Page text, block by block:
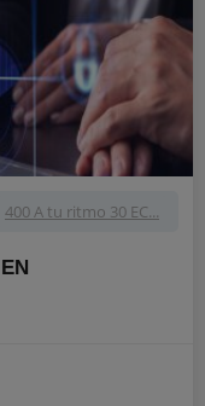
400 A tu ritmo 30 EC...